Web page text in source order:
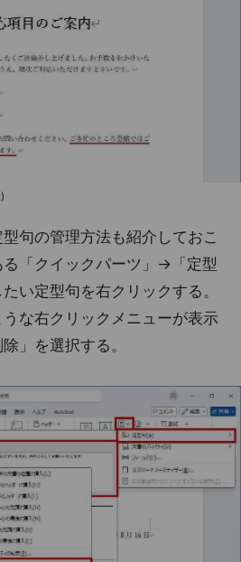
句の管理方法も紹介しておこ
る「クイックパーツ」→「定型
い定型句を右クリックする。
な右クリックメニューが表示
」を選択する。